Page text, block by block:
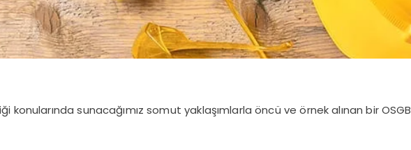
konularında sunacağımız somut yaklaşımlarla öncü ve örnek alınan bir OSGB